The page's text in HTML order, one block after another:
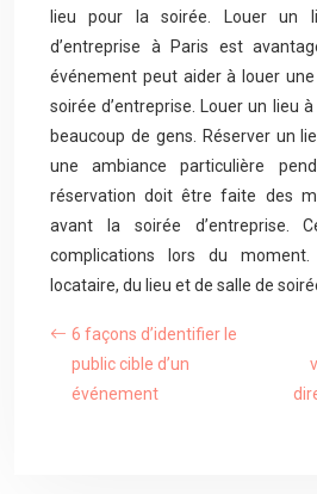
lieu pour la soirée. Louer un
d’entreprise à Paris est
événement peut aider à louer une
soirée d’entreprise. Louer un lieu
beaucoup de gens. Réserver un
une ambiance particulière
réservation doit être faite des
avant la soirée d’entreprise.
complications lors du
locataire, du lieu et de salle de
6 façons d’identifier le
public cible d’un
événement